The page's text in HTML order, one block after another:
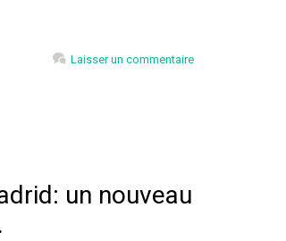
Laisser un commentaire
un nouveau